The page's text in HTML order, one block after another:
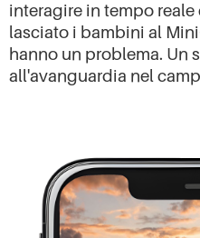
interagire in tempo
lasciato i bambini al
hanno un problema. Un
all'avanguardia nel